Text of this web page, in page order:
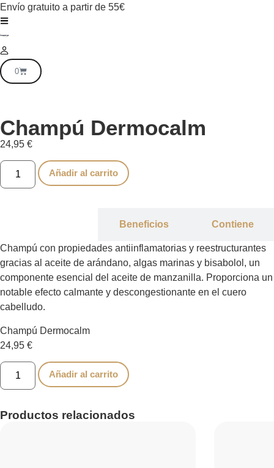
Envío gratuito a partir de 55€
0
Champú Dermocalm
24,95 €
Añadir al carrito
Beneficios Contiene
Champú con propiedades antiinflamatorias y reestructurantes
gracias al aceite de arándano, algas marinas y bisabolol, un
componente esencial del aceite de manzanilla. Proporciona un
notable efecto calmante y descongestionante en el cuero
cabelludo.
Champú Dermocalm
24,95 €
Añadir al carrito
Productos relacionados